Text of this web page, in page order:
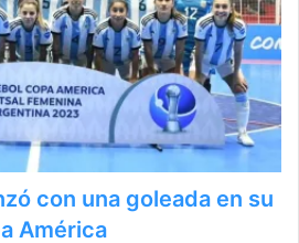
con una goleada en su
América